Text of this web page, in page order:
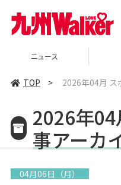
ニュース
TOP > 2026年04月 ス
2026年
事アーカ
04月06日（月）